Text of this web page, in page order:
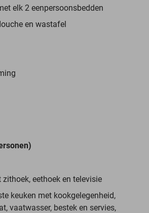
elk 2 eenpersoonsbedden
en wastafel
eethoek en televisie
keuken met kookgelegenheid,
vaatwasser, bestek en servies,